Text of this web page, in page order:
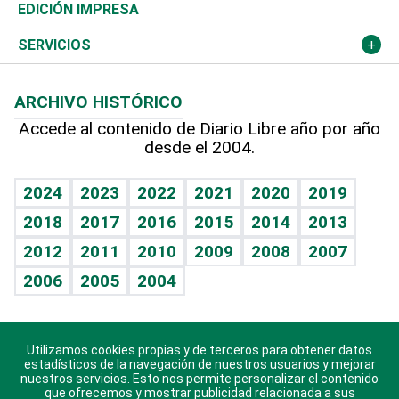
Caribe
Resto del mundo
Global y variable
Economía personal
Novedades
Podcast Arte Libre
Hablando con el pediatra
Vida y familia
Eñe
Celebrando la vida
Sin complejos
En pocas palabras
Escuchando al corazón
Olimpismo
Más deportes
Línea de hit
TBT Deportivo
Noticiero Poteleche
Columnistas
Más firmas
Martes de tecnología
Cambio climático
Deportes
Opinión
Hecho en casa
Guía del dinero
EDICIÓN IMPRESA
SERVICIOS
Cumpleaños
Horóscopos
Crucigramas
ARCHIVO HISTÓRICO
Accede al contenido de Diario Libre año por año
desde el 2004.
2024 2023 2022 2021 2020
2019
2018
2017 2016 2015 2014
2013
2012
2011 2010 2009 2008
2007
2006
2005 2004
Descarga nuestras aplicaciones para Android, iOS y
sistema Huawei.
Utilizamos cookies propias y de terceros para obtener datos
estadísticos de la navegación de nuestros usuarios y mejorar
nuestros servicios. Esto nos permite personalizar el contenido
que ofrecemos y mostrar publicidad relacionada a sus